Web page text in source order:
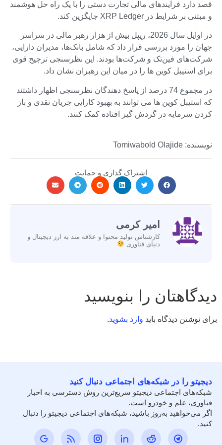
قصد دارد فرآیندهای مالی تجارت دستی را با یک راه حل هوشمند
و مبتنی بر شرایط در XRP Ledger جایگزین کند.
در اوایل سال 2026، ریپل بیش از هزار رهبر مالی در سراسر
جهان را مورد بررسی قرار داد که شامل بانک‌ها، مدیران دارایی،
شرکت‌های فین‌تک و شرکت‌ها بودند. این نظرسنجی ترجیح قوی
برای استیبل کوین ها را در میان این رهبران نشان داد.
در مجموع 74 درصد از پاسخ دهندگان نظرسنجی اظهار داشتند
که استیبل کوین ها می توانند به بهبود کارایی جریان نقدی و باز
کردن سرمایه در گردش گیر افتاده کمک کنند.
نویسنده: Tomiwabold Olajide
اشتراک گذاری و حمایت
امیر کرمی
کارشناس تولید محتوا و علاقه مند به ارز دیجیتال و
دنیای فناوری
دیدگاهتان را بنویسید
برای نوشتن دیدگاه باید وارد بشوید.
دیجیتو را در شبکه‌های اجتماعی دنبال کنید
شبکه‌های اجتماعی دیجیتو سریع‌ترین روش دسترسی به اخبار
فناوری، علم و خودرو است.
اگر می‌خواهید به‌روز باشید، شبکه‌های اجتماعی دیجیتو را دنبال
کنید.